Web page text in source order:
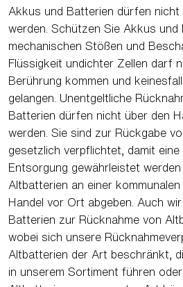
Akkus und Batterien dürfen
werden. Schützen Sie Akkus und
mechanischen Stößen und
Flüssigkeit undichter Zellen darf
Berührung kommen und
gelangen. Unentgeltliche
Batterien dürfen nicht über den
werden. Sie sind zur Rückgabe
gesetzlich verpflichtet, damit
Entsorgung gewährleistet
Altbatterien an einer
Handel vor Ort abgeben. Auch
Batterien zur Rücknahme von
wobei sich unsere
Altbatterien der Art beschränkt,
in unserem Sortiment führen